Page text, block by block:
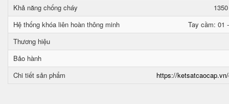
Khả năng chống cháy
Hệ thống khóa liên hoàn thông minh
Tay cầm: 01
Thương hiệu
Bảo hành
Chi tiết sản phẩm
https://